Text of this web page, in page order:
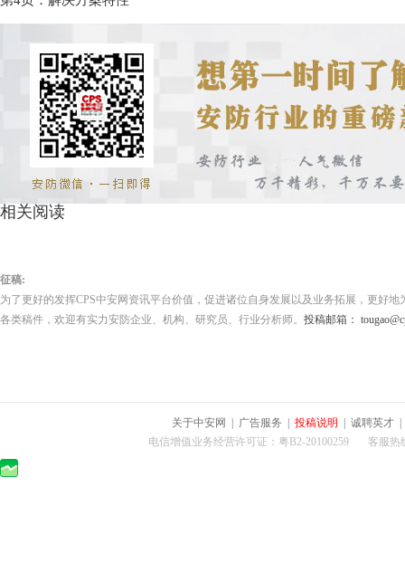
相关阅读
征稿:
为了更好的发挥CPS中安网资讯平台价值，促进诸位自身发展以及业务拓展，更好
各类稿件，欢迎有实力安防企业、机构、研究员、行业分析师。 投稿邮箱：
关于中安网 广告服务 投稿说明 诚聘英才
电信增值业务经营许可证：粤B2-20100259 客服